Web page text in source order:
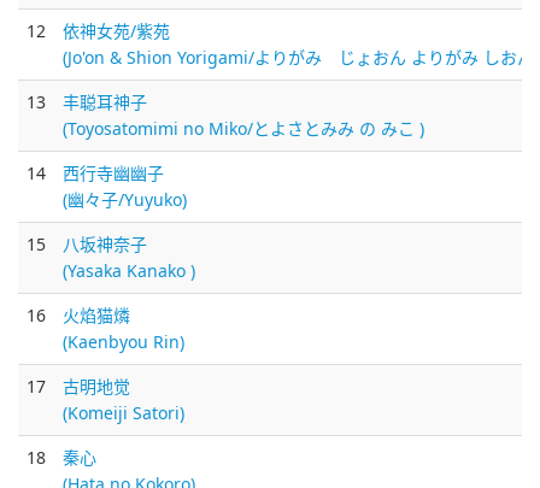
12
依神女苑/紫苑
(Jo'on & Shion Yorigami/よりがみ じょおん よりがみ しおん)
13
丰聪耳神子
(Toyosatomimi no Miko/とよさとみみ の みこ )
14
西行寺幽幽子
(幽々子/Yuyuko)
15
八坂神奈子
(Yasaka Kanako )
16
火焰猫燐
(Kaenbyou Rin)
17
古明地觉
(Komeiji Satori)
18
秦心